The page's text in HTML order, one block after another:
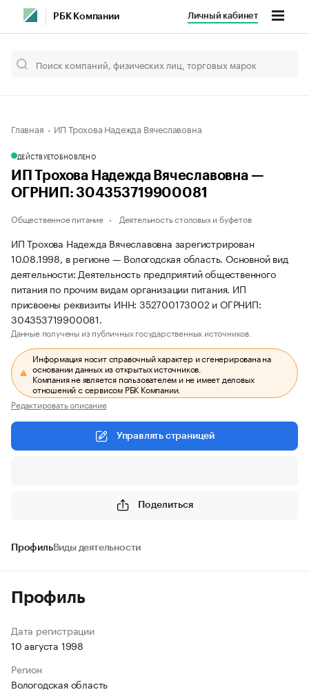
РБК Компании Личный кабинет
Главная ИП Трохова Надежда Вячеславовна
ДЕЙСТВУЕТОБНОВЛЕНО
ИП Трохова Надежда Вячеславовна —
ОГРНИП: 304353719900081
Общественное питание Деятельность столовых и буфетов
ИП Трохова Надежда Вячеславовна зарегистрирован
10.08.1998, в регионе — Вологодская область. Основной вид
деятельности: Деятельность предприятий общественного
питания по прочим видам организации питания. ИП
присвоены реквизиты ИНН: 352700173002 и ОГРНИП:
304353719900081.
Данные получены из публичных государственных источников.
Информация носит справочный характер и сгенерирована на
основании данных из открытых источников.
Компания не является пользователем и не имеет деловых
отношений с сервисом РБК Компании.
Редактировать описание
Управлять страницей
Поделиться
ПрофильВиды деятельности
Профиль
Дата регистрации
10 августа 1998
Регион
Вологодская область